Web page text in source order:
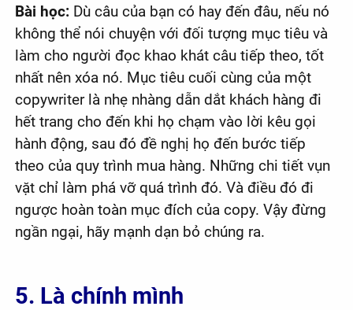
Bài học: Dù câu của bạn có hay đến đâu, nếu nó
không thể nói chuyện với đối tượng mục tiêu và
làm cho người đọc khao khát câu tiếp theo, tốt
nhất nên xóa nó. Mục tiêu cuối cùng của một
copywriter là nhẹ nhàng dẫn dắt khách hàng đi
hết trang cho đến khi họ chạm vào lời kêu gọi
hành động, sau đó đề nghị họ đến bước tiếp
theo của quy trình mua hàng. Những chi tiết vụn
vặt chỉ làm phá vỡ quá trình đó. Và điều đó đi
ngược hoàn toàn mục đích của copy. Vậy đừng
ngần ngại, hãy mạnh dạn bỏ chúng ra.
5. Là chính mình